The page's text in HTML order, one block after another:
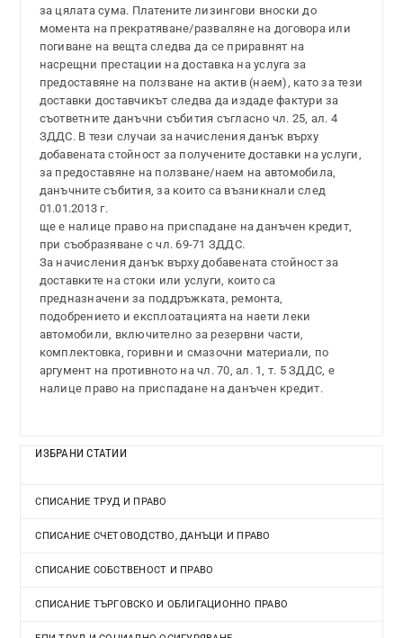
за цялата сума. Платените лизингови вноски до
момента на прекратяване/разваляне на договора или
погиване на вещта следва да се приравнят на
насрещни престации на доставка на услуга за
предоставяне на ползване на актив (наем), като за тези
доставки доставчикът следва да издаде фактури за
съответните данъчни събития съгласно чл. 25, ал. 4
ЗДДС. В тези случаи за начисления данък върху
добавената стойност за получените доставки на услуги,
за предоставяне на ползване/наем на автомобила,
данъчните събития, за които са възникнали след
01.01.2013 г.
ще е налице право на приспадане на данъчен кредит,
при съобразяване с чл. 69-71 ЗДДС.
За начисления данък върху добавената стойност за
доставките на стоки или услуги, които са
предназначени за поддръжката, ремонта,
подобрението и експлоатацията на наети леки
автомобили, включително за резервни части,
комплектовка, горивни и смазочни материали, по
аргумент на противното на чл. 70, ал. 1, т. 5 ЗДДС, е
налице право на приспадане на данъчен кредит.
ИЗБРАНИ СТАТИИ
СПИСАНИЕ ТРУД И ПРАВО
СПИСАНИЕ СЧЕТОВОДСТВО, ДАНЪЦИ И ПРАВО
СПИСАНИЕ СОБСТВЕНОСТ И ПРАВО
СПИСАНИЕ ТЪРГОВСКО И ОБЛИГАЦИОННО ПРАВО